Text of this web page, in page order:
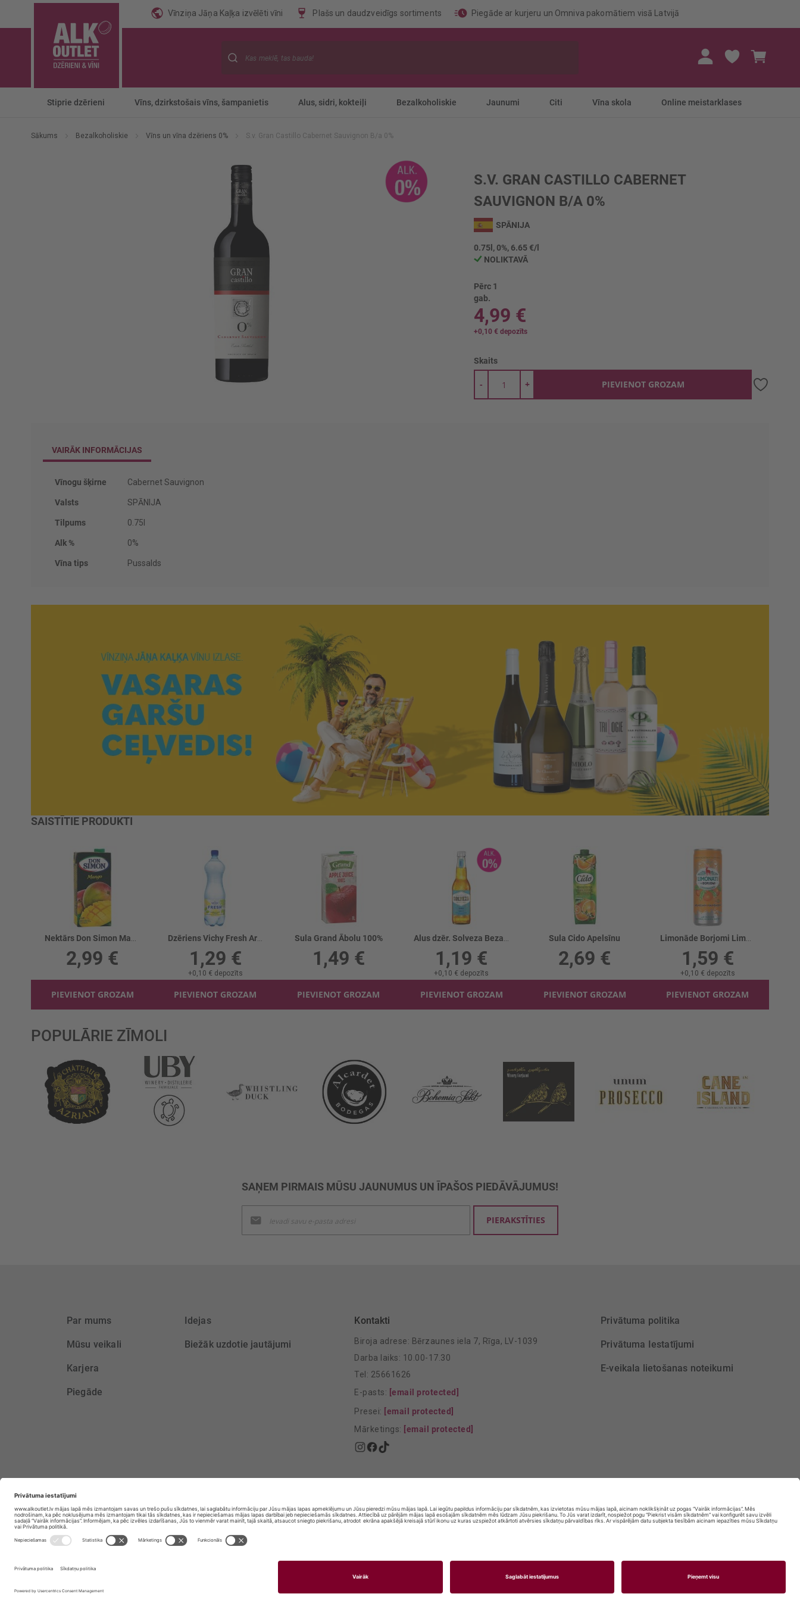
Vīnziņa Jāņa Kaļķa izvēlēti vīni Plašs un daudzveidīgs sortiments Piegāde ar kurjeru un Omniva pakomātiem visā Latvijā
Stiprie dzērieni Vīns, dzirkstošais vīns, šampanietis Alus, sidri, kokteiļi Bezalkoholiskie Jaunumi Citi Vīna skola Online meistarklases
Sākums Bezalkoholiskie Vīns un vīna dzēriens 0% S.v. Gran Castillo Cabernet Sauvignon B/a 0%
S.V. GRAN CASTILLO CABERNET
SAUVIGNON B/A 0%
SPĀNIJA
0.75l, 0%, 6.65 €/l
NOLIKTAVĀ
Pērc 1
gab.
4,99 €
+0,10 € depozīts
Skaits
+
- PIEVIENOT GROZAM
VAIRĀK INFORMĀCIJAS
Vairāk
Vīnogu šķirne Cabernet Sauvignon
Valsts SPĀNIJA
Tilpums 0.75l
Alk % 0%
Vīna tips Pussalds
SAISTĪTIE PRODUKTI
Nektārs Don Simon Mango
2,99 €
PIEVIENOT GROZAM
Dzēriens Vichy Fresh Ar citrona/laima g.
1,29 €
+0,10 € depozīts
PIEVIENOT GROZAM
Sula Grand Ābolu 100%
1,49 €
PIEVIENOT GROZAM
Alus dzēr. Solveza Bezalk. 0%
1,19 €
+0,10 € depozīts
PIEVIENOT GROZAM
Sula Cido Apelsīnu
2,69 €
PIEVIENOT GROZAM
Limonāde Borjomi Limonati Mandarīnu
1,59 €
+0,10 € depozīts
PIEVIENOT GROZAM
POPULĀRIE ZĪMOLI
SAŅEM PIRMAIS MŪSU JAUNUMUS UN ĪPAŠOS PIEDĀVĀJUMUS!
jaunumu
saņemšanai:
PIERAKSTĪTIES
Par mums
Mūsu veikali
Karjera
Piegāde
Idejas
Biežāk uzdotie jautājumi
Kontakti
Biroja adrese: Bērzaunes iela 7, Rīga, LV-1039
Darba laiks: 10.00-17.30
Tel: 25661626
E-pasts: [email protected]
Presei: [email protected]
Mārketings: [email protected]
Privātuma politika
Privātuma Iestatījumi
E-veikala lietošanas noteikumi
ALKOHOLA LIETOŠANA KAITĒ JŪSU VESELĪBAI! ALKOHOLA PĀRDOŠANA, IEGĀDĀŠANĀS UN NODOŠANA NEPILNGADĪGĀM PERSONĀM IR AIZLIEGTA.